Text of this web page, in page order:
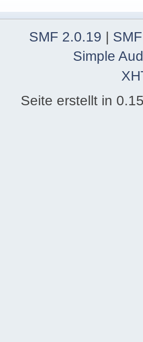
SMF 2.0.19 |
Simple
Seite erstellt in